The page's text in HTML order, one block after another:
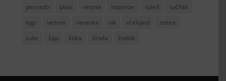
pescado
plazi resma soportar tuleň
tučňák
tygr
vesmír veverka vlk včelojed
zebra
zubr
čáp štika žirafa žralok